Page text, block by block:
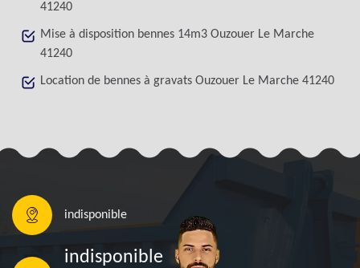
41240
Mise à disposition bennes 14m3 Ouzouer Le Marche
41240
Location de bennes à gravats Ouzouer Le Marche 41240
indisponible
indisponible